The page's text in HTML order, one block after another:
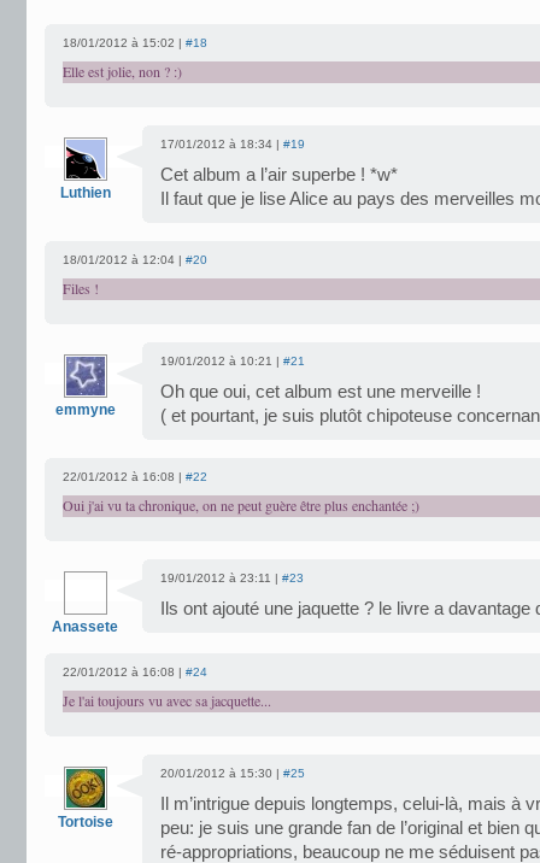
18/01/2012 à 15:02 | #18
Elle est jolie, non ? :)
Luthien
17/01/2012 à 18:34 | #19
Cet album a l’air superbe ! *w*
Il faut que je lise Alice au pays des merveilles
18/01/2012 à 12:04 | #20
Files !
emmyne
19/01/2012 à 10:21 | #21
Oh que oui, cet album est une merveille !
( et pourtant, je suis plutôt chipoteuse
22/01/2012 à 16:08 | #22
Oui j'ai vu ta chronique, on ne peut guère être plus enchantée ;)
Anassete
19/01/2012 à 23:11 | #23
Ils ont ajouté une jaquette ? le livre a
22/01/2012 à 16:08 | #24
Je l'ai toujours vu avec sa jacquette...
Tortoise
20/01/2012 à 15:30 | #25
Il m’intrigue depuis longtemps, celui-là, mais à
peu: je suis une grande fan de l’original et bien
ré-appropriations, beaucoup ne me séduisent